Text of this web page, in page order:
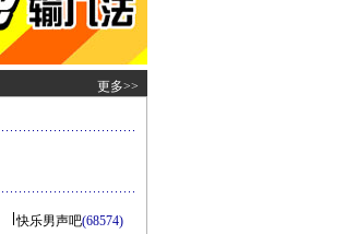
更多>>
快乐男声吧(68574)